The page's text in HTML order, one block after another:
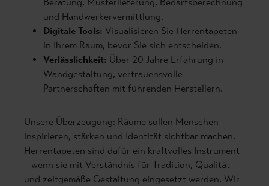
Beratung, Musterlieferung, Bedarfsberechnung
und Handwerkervermittlung.
Digitale Tools: Visualisieren Sie Herrentapeten
in Ihrem Raum, bevor Sie sich entscheiden.
Verlässlichkeit: Über 20 Jahre Erfahrung in
Wandgestaltung, vertrauensvolle
Partnerschaften mit führenden Herstellern.
Unsere Überzeugung: Räume sollen Menschen
inspirieren, stärken und Identität sichtbar machen.
Herrentapeten sind dafür ein kraftvolles Instrument
– wenn sie mit Verständnis für Tradition, Qualität
und zeitgemäße Gestaltung eingesetzt werden. Wir